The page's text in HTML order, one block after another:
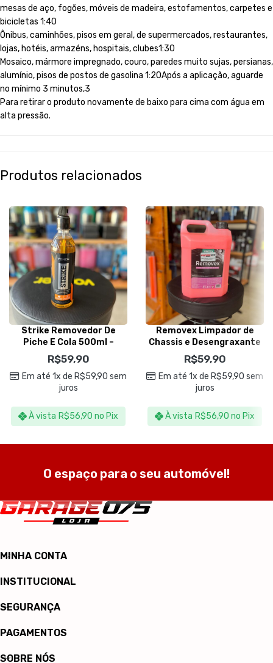
mesas de aço, fogões, móveis de madeira, estofamentos, carpetes e
bicicletas 1:40
Ônibus, caminhões, pisos em geral, de supermercados, restaurantes,
lojas, hotéis, armazéns, hospitais, clubes1:30
Mosaico, mármore impregnado, couro, paredes muito sujas, persianas,
alumínio, pisos de postos de gasolina 1:20Após a aplicação, aguarde
no mínimo 3 minutos,3
Para retirar o produto novamente de baixo para cima com água em
alta pressão.
Produtos relacionados
Strike Removedor De
Piche E Cola 500ml –
Vonixx
R$59,90
Em até 1x de R$59,90 sem
juros
À vista R$56,90 no Pix
Removex Limpador de
Chassis e Desengraxante
5L – Vintex
R$59,90
Em até 1x de R$59,90 sem
juros
À vista R$56,90 no Pix
O espaço para o seu automóvel!
MINHA CONTA
INSTITUCIONAL
SEGURANÇA
PAGAMENTOS
SOBRE NÓS